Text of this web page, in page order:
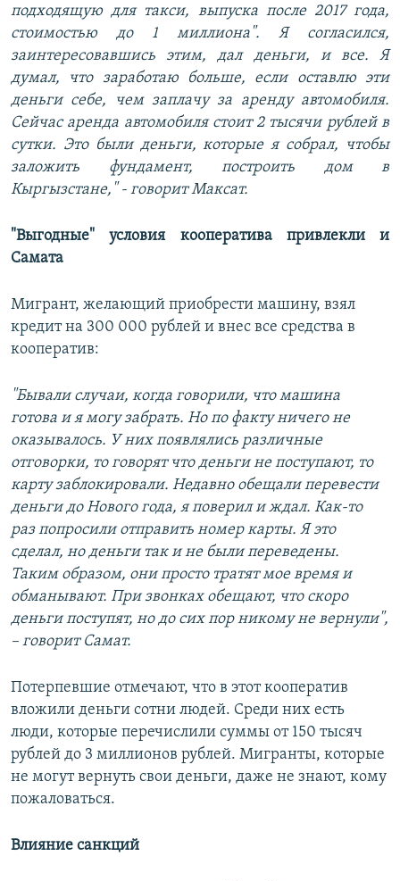
подходящую для такси, выпуска после 2017 года,
стоимостью до 1 миллиона". Я согласился,
заинтересовавшись этим, дал деньги, и все. Я
думал, что заработаю больше, если оставлю эти
деньги себе, чем заплачу за аренду автомобиля.
Сейчас аренда автомобиля стоит 2 тысячи рублей в
сутки. Это были деньги, которые я собрал, чтобы
заложить фундамент, построить дом в
Кыргызстане," - говорит Максат.
"Выгодные" условия кооператива привлекли и
Самата
Мигрант, желающий приобрести машину, взял
кредит на 300 000 рублей и внес все средства в
кооператив:
"Бывали случаи, когда говорили, что машина
готова и я могу забрать. Но по факту ничего не
оказывалось. У них появлялись различные
отговорки, то говорят что деньги не поступают, то
карту заблокировали. Недавно обещали перевести
деньги до Нового года, я поверил и ждал. Как-то
раз попросили отправить номер карты. Я это
сделал, но деньги так и не были переведены.
Таким образом, они просто тратят мое время и
обманывают. При звонках обещают, что скоро
деньги поступят, но до сих пор никому не вернули",
– говорит Самат.
Потерпевшие отмечают, что в этот кооператив
вложили деньги сотни людей. Среди них есть
люди, которые перечислили суммы от 150 тысяч
рублей до 3 миллионов рублей. Мигранты, которые
не могут вернуть свои деньги, даже не знают, кому
пожаловаться.
Влияние санкций